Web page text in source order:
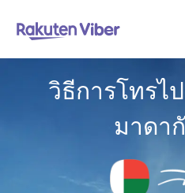
วิธีการโทรไ
มาดา